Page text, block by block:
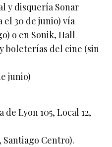
y disquería Sonar
el 30 de junio) vía
o en Sonik, Hall
boleterías del cine (sin
junio)
Lyon 105, Local 12,
Centro).